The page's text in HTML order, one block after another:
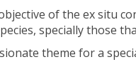
of the ex situ
specially those
theme for a